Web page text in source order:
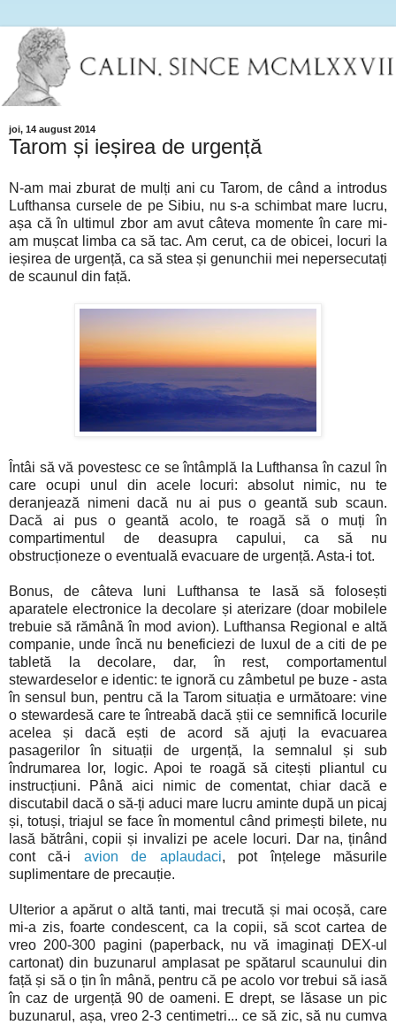
joi, 14 august 2014
Tarom și ieșirea de urgență
N-am mai zburat de mulți ani cu Tarom, de când a introdus
Lufthansa cursele de pe Sibiu, nu s-a schimbat mare lucru,
așa că în ultimul zbor am avut câteva momente în care mi-
am mușcat limba ca să tac. Am cerut, ca de obicei, locuri la
ieșirea de urgență, ca să stea și genunchii mei nepersecutați
de scaunul din față.
Întâi să vă povestesc ce se întâmplă la Lufthansa în cazul în
care ocupi unul din acele locuri: absolut nimic, nu te
deranjează nimeni dacă nu ai pus o geantă sub scaun.
Dacă ai pus o geantă acolo, te roagă să o muți în
compartimentul de deasupra capului, ca să nu
obstrucționeze o eventuală evacuare de urgență. Asta-i tot.
Bonus, de câteva luni Lufthansa te lasă să folosești
aparatele electronice la decolare și aterizare (doar mobilele
trebuie să rămână în mod avion). Lufthansa Regional e altă
companie, unde încă nu beneficiezi de luxul de a citi de pe
tabletă la decolare, dar, în rest, comportamentul
stewardeselor e identic: te ignoră cu zâmbetul pe buze - asta
în sensul bun, pentru că la Tarom situația e următoare: vine
o stewardesă care te întreabă dacă știi ce semnifică locurile
acelea și dacă ești de acord să ajuți la evacuarea
pasagerilor în situații de urgență, la semnalul și sub
îndrumarea lor, logic. Apoi te roagă să citești pliantul cu
instrucțiuni. Până aici nimic de comentat, chiar dacă e
discutabil dacă o să-ți aduci mare lucru aminte după un picaj
și, totuși, triajul se face în momentul când primești bilete, nu
lasă bătrâni, copii și invalizi pe acele locuri. Dar na, ținând
cont că-i avion de aplaudaci, pot înțelege măsurile
suplimentare de precauție.
Ulterior a apărut o altă tanti, mai trecută și mai ocoșă, care
mi-a zis, foarte condescent, ca la copii, să scot cartea de
vreo 200-300 pagini (paperback, nu vă imaginați DEX-ul
cartonat) din buzunarul amplasat pe spătarul scaunului din
față și să o țin în mână, pentru că pe acolo vor trebui să iasă
în caz de urgență 90 de oameni. E drept, se lăsase un pic
buzunarul, așa, vreo 2-3 centimetri... ce să zic, să nu cumva